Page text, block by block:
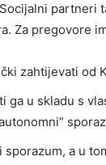
partneri
Za pregovore
zahtijevati od
ga u skladu s
a u